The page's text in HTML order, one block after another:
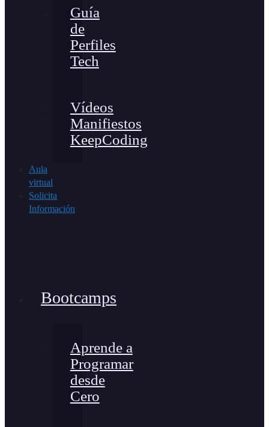
Guía
de
Perfiles
Tech
Vídeos
Manifiestos
KeepCoding
Aula
virtual
Solicita
Información
Bootcamps
Aprende a
Programar
desde
Cero